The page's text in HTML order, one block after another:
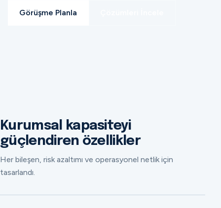
Görüşme Planla
Kurumsal kapasiteyi
güçlendiren özellikler
Her bileşen, risk azaltımı ve operasyonel netlik için
tasarlandı.